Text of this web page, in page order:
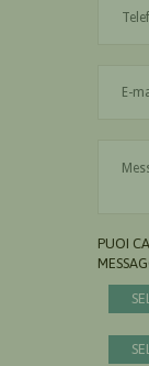
PUOI